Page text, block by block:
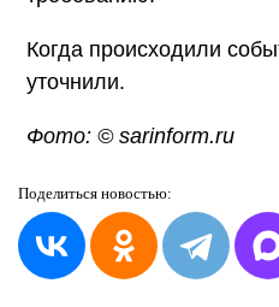
Когда происходили
уточнили.
Фото: © sarinform.ru
Поделиться новостью: